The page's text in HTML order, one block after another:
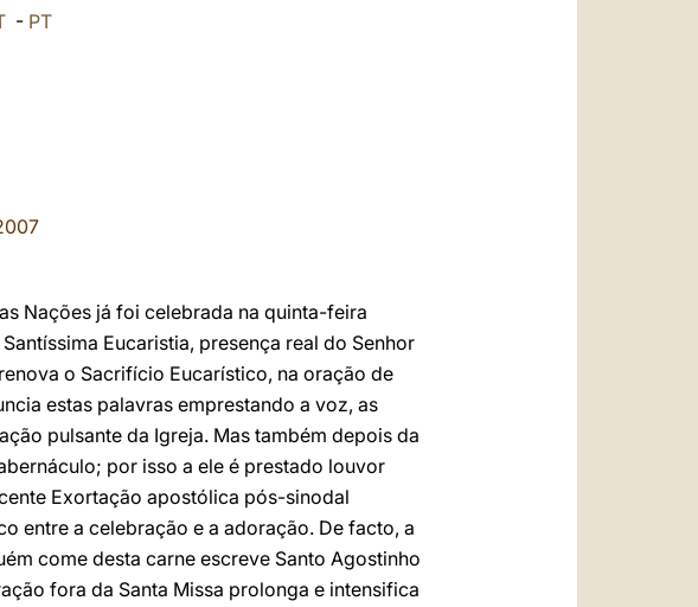
- PT
Nações já foi celebrada na quinta-feira
Eucaristia, presença real do Senhor
o Sacrifício Eucarístico, na oração de
estas palavras emprestando a voz, as
pulsante da Igreja. Mas também depois da
por isso a ele é prestado louvor
Exortação apostólica pós-sinodal
entre a celebração e a adoração. De facto, a
come desta carne escreve Santo Agostinho
fora da Santa Missa prolonga e intensifica